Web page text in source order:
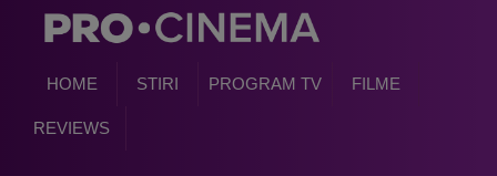
HOME STIRI PROGRAM TV FILME
REVIEWS